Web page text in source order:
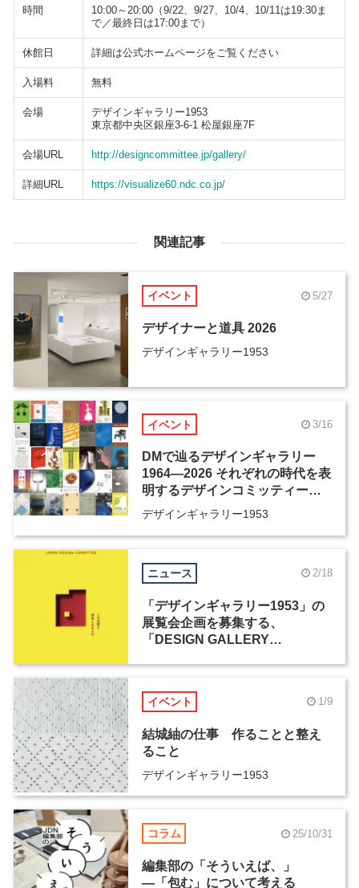
時間
10:00～20:00（9/22、9/27、10/4、10/11は19:30ま
で／最終日は17:00まで）
休館日 詳細は公式ホームページをご覧ください
入場料 無料
会場
デザインギャラリー1953
東京都中央区銀座3-6-1 松屋銀座7F
会場URL http://designcommittee.jp/gallery/
詳細URL https://visualize60.ndc.co.jp/
関連記事
イベント 5/27
デザイナーと道具 2026
デザインギャラリー1953
イベント 3/16
DMで辿るデザインギャラリー
1964―2026 それぞれの時代を表
明するデザインコミッティーの
活動歴、そしてその先へ
デザインギャラリー1953
ニュース 2/18
「デザインギャラリー1953」の
展覧会企画を募集する、
「DESIGN GALLERY
イベント 1/9
結城紬の仕事 作ることと整え
ること
デザインギャラリー1953
コラム 25/10/31
編集部の「そういえば、」
―「包む」について考える